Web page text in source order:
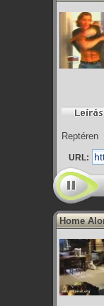
Reptéren
URL:
Home